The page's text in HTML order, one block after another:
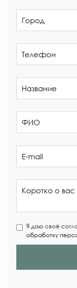
Я даю своё
обработку